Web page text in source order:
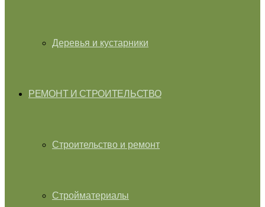
Деревья и кустарники
РЕМОНТ И СТРОИТЕЛЬСТВО
Строительство и ремонт
Стройматериалы